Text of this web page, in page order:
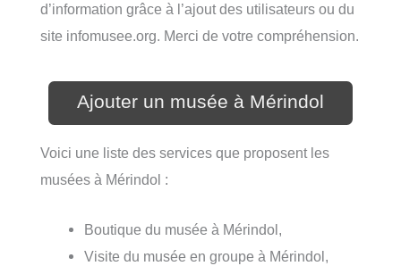
d’information grâce à l’ajout des utilisateurs ou du
site infomusee.org. Merci de votre compréhension.
Ajouter un musée à Mérindol
Voici une liste des services que proposent les
musées à Mérindol :
Boutique du musée à Mérindol,
Visite du musée en groupe à Mérindol,